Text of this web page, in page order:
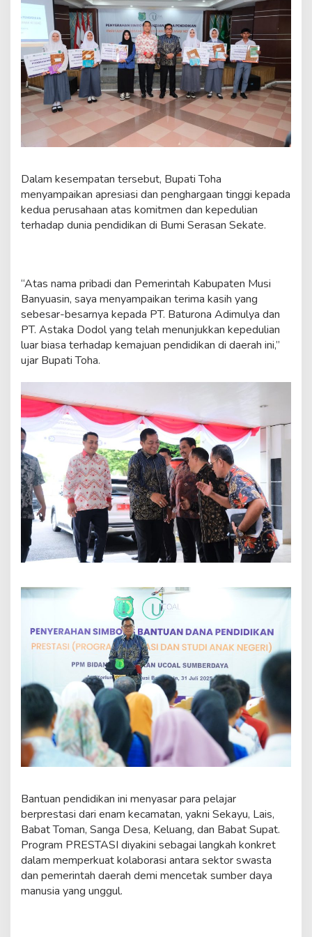
d
y
a
S
a
i
n
Dalam kesempatan tersebut, Bupati Toha
menyampaikan apresiasi dan penghargaan tinggi kepada
kedua perusahaan atas komitmen dan kepedulian
terhadap dunia pendidikan di Bumi Serasan Sekate.
“Atas nama pribadi dan Pemerintah Kabupaten Musi
Banyuasin, saya menyampaikan terima kasih yang
sebesar-besarnya kepada PT. Baturona Adimulya dan
PT. Astaka Dodol yang telah menunjukkan kepedulian
luar biasa terhadap kemajuan pendidikan di daerah ini,”
ujar Bupati Toha.
Bantuan pendidikan ini menyasar para pelajar
berprestasi dari enam kecamatan, yakni Sekayu, Lais,
Babat Toman, Sanga Desa, Keluang, dan Babat Supat.
Program PRESTASI diyakini sebagai langkah konkret
dalam memperkuat kolaborasi antara sektor swasta
dan pemerintah daerah demi mencetak sumber daya
manusia yang unggul.